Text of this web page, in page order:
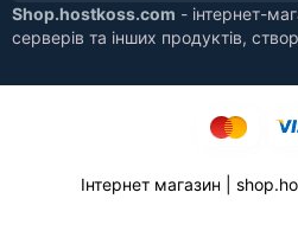
Shop.hostkoss.com - інтернет-
серверів та інших продуктів,
Інтернет магазин |